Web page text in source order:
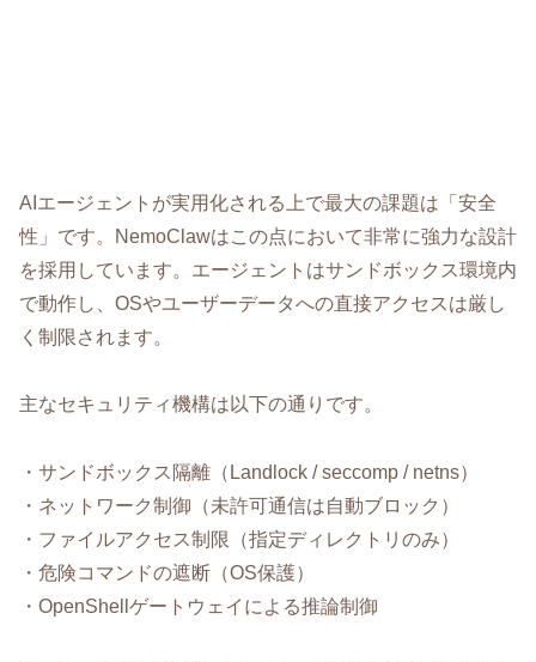
AIエージェントが実用化される上で最大の課題は「安全
性」です。NemoClawはこの点において非常に強力な設計
を採用しています。エージェントはサンドボックス環境内
で動作し、OSやユーザーデータへの直接アクセスは厳し
く制限されます。
主なセキュリティ機構は以下の通りです。
・サンドボックス隔離（Landlock / seccomp / netns）
・ネットワーク制御（未許可通信は自動ブロック）
・ファイルアクセス制限（指定ディレクトリのみ）
・危険コマンドの遮断（OS保護）
・OpenShellゲートウェイによる推論制御